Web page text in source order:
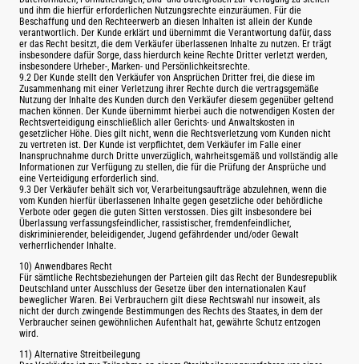
und ihm die hierfür erforderlichen Nutzungsrechte einzuräumen. Für die
Beschaffung und den Rechteerwerb an diesen Inhalten ist allein der Kunde
verantwortlich. Der Kunde erklärt und übernimmt die Verantwortung dafür, dass
er das Recht besitzt, die dem Verkäufer überlassenen Inhalte zu nutzen. Er trägt
insbesondere dafür Sorge, dass hierdurch keine Rechte Dritter verletzt werden,
insbesondere Urheber-, Marken- und Persönlichkeitsrechte.
9.2 Der Kunde stellt den Verkäufer von Ansprüchen Dritter frei, die diese im
Zusammenhang mit einer Verletzung ihrer Rechte durch die vertragsgemäße
Nutzung der Inhalte des Kunden durch den Verkäufer diesem gegenüber geltend
machen können. Der Kunde übernimmt hierbei auch die notwendigen Kosten der
Rechtsverteidigung einschließlich aller Gerichts- und Anwaltskosten in
gesetzlicher Höhe. Dies gilt nicht, wenn die Rechtsverletzung vom Kunden nicht
zu vertreten ist. Der Kunde ist verpflichtet, dem Verkäufer im Falle einer
Inanspruchnahme durch Dritte unverzüglich, wahrheitsgemäß und vollständig alle
Informationen zur Verfügung zu stellen, die für die Prüfung der Ansprüche und
eine Verteidigung erforderlich sind.
9.3 Der Verkäufer behält sich vor, Verarbeitungsaufträge abzulehnen, wenn die
vom Kunden hierfür überlassenen Inhalte gegen gesetzliche oder behördliche
Verbote oder gegen die guten Sitten verstossen. Dies gilt insbesondere bei
Überlassung verfassungsfeindlicher, rassistischer, fremdenfeindlicher,
diskriminierender, beleidigender, Jugend gefährdender und/oder Gewalt
verherrlichender Inhalte.
10) Anwendbares Recht
Für sämtliche Rechtsbeziehungen der Parteien gilt das Recht der Bundesrepublik
Deutschland unter Ausschluss der Gesetze über den internationalen Kauf
beweglicher Waren. Bei Verbrauchern gilt diese Rechtswahl nur insoweit, als
nicht der durch zwingende Bestimmungen des Rechts des Staates, in dem der
Verbraucher seinen gewöhnlichen Aufenthalt hat, gewährte Schutz entzogen
wird.
11) Alternative Streitbeilegung